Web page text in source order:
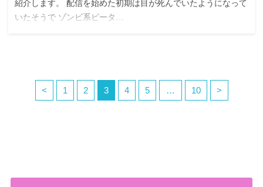
紹介します。 配信を始めた初期は目が死んでいたようになって
いたそうで ゾンビ系ピータ…
< 1 2 3 4 5 … 10 >